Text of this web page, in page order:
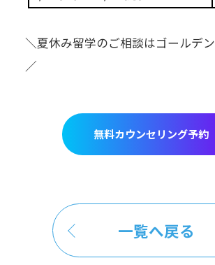
＼夏休み留学のご相談はゴールデ
／
無料カウンセリング予約
一覧へ戻る